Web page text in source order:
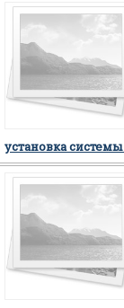
установка системы